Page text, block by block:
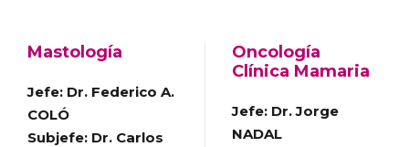
Mastología
Jefe: Dr. Federico A.
COLÓ
Subjefe: Dr. Carlos
Oncología
Clínica Mamaria
Jefe: Dr. Jorge
NADAL